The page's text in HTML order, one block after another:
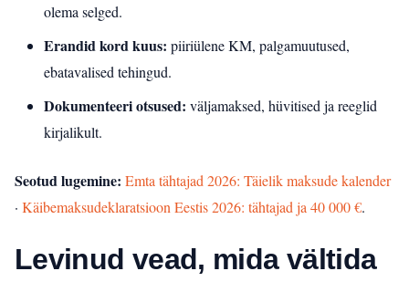
olema selged.
Erandid kord kuus: piiriülene KM, palgamuutused,
ebatavalised tehingud.
Dokumenteeri otsused: väljamaksed, hüvitised ja reeglid
kirjalikult.
Seotud lugemine: Emta tähtajad 2026: Täielik maksude kalender
· Käibemaksudeklaratsioon Eestis 2026: tähtajad ja 40 000 €.
Levinud vead, mida vältida